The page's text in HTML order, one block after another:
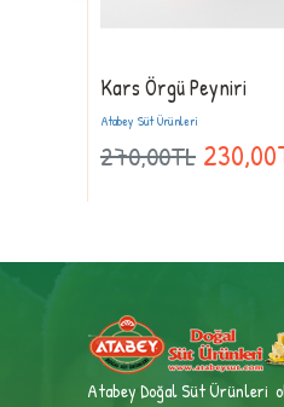
Atabey Süt Ürünleri
Kars Örgü Peyniri
270,00TL
Atabey Doğal Süt Ürünleri